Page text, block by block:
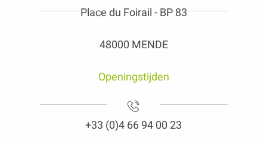
Place du Foirail - BP 83
48000 MENDE
Openingstijden
+33 (0)4 66 94 00 23